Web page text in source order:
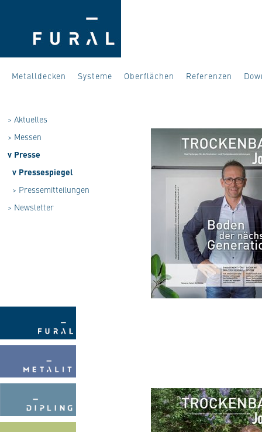
Metalldecken Systeme Oberflächen Referenzen
> Aktuelles
> Messen
v Presse
v Pressespiegel
> Pressemitteilungen
> Newsletter